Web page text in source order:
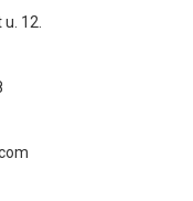
12.